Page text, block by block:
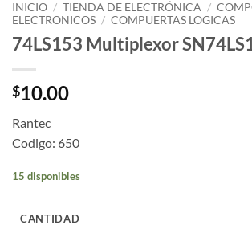
INICIO / TIENDA DE ELECTRÓNICA /
ELECTRONICOS / COMPUERTAS LOGICAS
74LS153 Multiplexor
$10.00
Rantec
Codigo: 650
15 disponibles
CANTIDAD